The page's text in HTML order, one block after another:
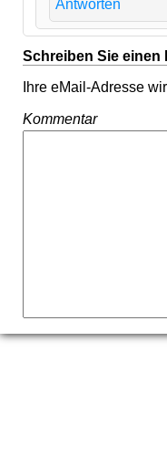
Antworten
Schreiben Sie einen
Ihre eMail-Adresse
Kommentar